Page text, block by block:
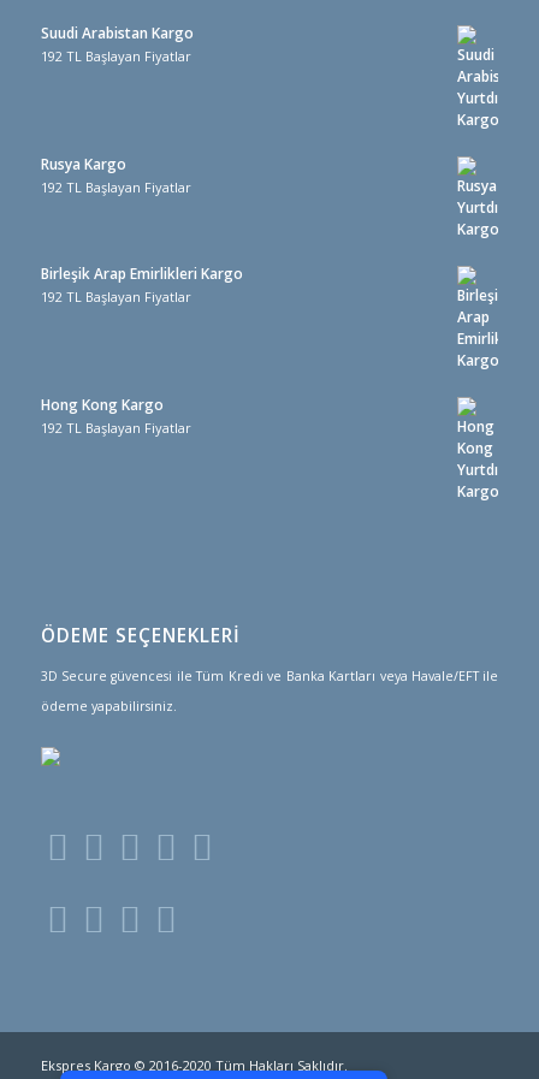
PCI-DSS Ödeme Güvenliği
7/24 Canlı Destek
Suudi Arabistan Kargo
192 TL Başlayan Fiyatlar
Rusya Kargo
192 TL Başlayan Fiyatlar
Birleşik Arap Emirlikleri Kargo
192 TL Başlayan Fiyatlar
Hong Kong Kargo
192 TL Başlayan Fiyatlar
ÖDEME SEÇENEKLERİ
3D Secure güvencesi ile Tüm Kredi ve Banka Kartları veya Havale/EFT ile
ödeme yapabilirsiniz.
Ekspres Kargo © 2016-2020 Tüm Hakları Saklıdır.